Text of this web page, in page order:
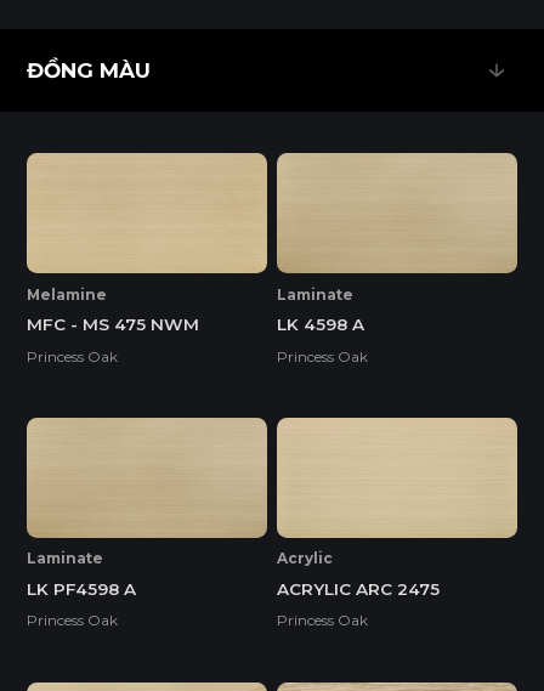
1220*2440
ĐỒNG MÀU
Melamine
MFC - MS 475 NWM
Princess Oak
Laminate
LK 4598 A
Princess Oak
Laminate
LK PF4598 A
Princess Oak
Acrylic
ACRYLIC ARC 2475
Princess Oak